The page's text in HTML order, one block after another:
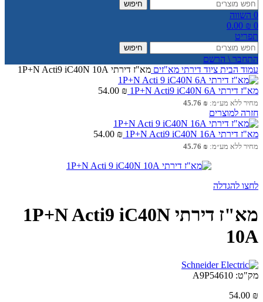
חיפוש
0 השווה
0
0.00 ₪
תפריט
חיפוש
התחבר \ הרשם
עמוד הבית ציוד דירתי מא"זים מא"ז דירתי 1P+N Acti9 iC40N 10A
מא"ז דירתי 1P+N Acti9 iC40N 6A 54.00 ₪
מחיר ללא מע״מ: 45.76 ₪
חזרה למוצרים
מא"ז דירתי 1P+N Acti9 iC40N 16A 54.00 ₪
מחיר ללא מע״מ: 45.76 ₪
לחצו להגדלה
מא"ז דירתי 1P+N Acti9 iC40N
10A
מק"ט: A9P54610
54.00 ₪